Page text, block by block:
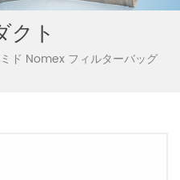
クト
ド Nomex フィルターバッグ